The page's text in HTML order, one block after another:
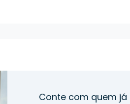
Conte com quem já